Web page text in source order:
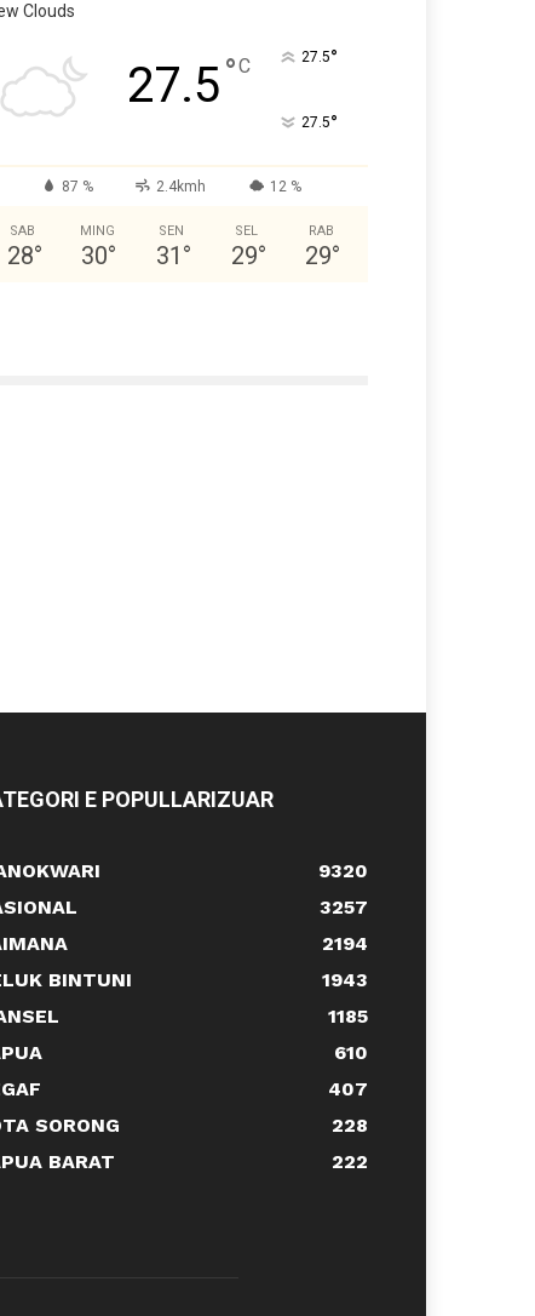
Clouds
27.5°C 27.5°
27.5°
87 % 2.4kmh 12 %
SAB
28°
MING
30°
SEN
31 °
SEL
29°
RAB
29°
E POPULLARIZUAR
9320
3257
2194
BINTUNI
1943
1185
610
407
SORONG
228
BARAT
222